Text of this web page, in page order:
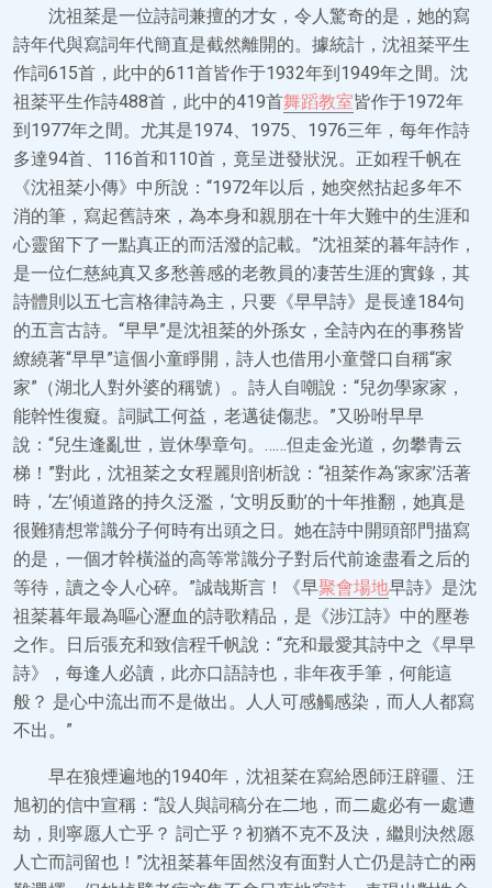
沈祖棻是一位詩詞兼擅的才女，令人驚奇的是，她的寫
詩年代與寫詞年代簡直是截然離開的。據統計，沈祖棻平生
作詞615首，此中的611首皆作于1932年到1949年之間。沈
祖棻平生作詩488首，此中的419首舞蹈教室皆作于1972年
到1977年之間。尤其是1974、1975、1976三年，每年作詩
多達94首、116首和110首，竟呈迸發狀況。正如程千帆在
《沈祖棻小傳》中所說：“1972年以后，她突然拈起多年不
消的筆，寫起舊詩來，為本身和親朋在十年大難中的生涯和
心靈留下了一點真正的而活潑的記載。”沈祖棻的暮年詩作，
是一位仁慈純真又多愁善感的老教員的凄苦生涯的實錄，其
詩體則以五七言格律詩為主，只要《早早詩》是長達184句
的五言古詩。“早早”是沈祖棻的外孫女，全詩內在的事務皆
繚繞著“早早”這個小童睜開，詩人也借用小童聲口自稱“家
家”（湖北人對外婆的稱號）。詩人自嘲說：“兒勿學家家，
能幹性復癡。詞賦工何益，老邁徒傷悲。”又吩咐早早
說：“兒生逢亂世，豈休學章句。……但走金光道，勿攀青云
梯！”對此，沈祖棻之女程麗則剖析說：“祖棻作為‘家家’活著
時，‘左’傾道路的持久泛濫，‘文明反動’的十年推翻，她真是
很難猜想常識分子何時有出頭之日。她在詩中開頭部門描寫
的是，一個才幹橫溢的高等常識分子對后代前途盡看之后的
等待，讀之令人心碎。”誠哉斯言！《早聚會場地早詩》是沈
祖棻暮年最為嘔心瀝血的詩歌精品，是《涉江詩》中的壓卷
之作。日后張充和致信程千帆說：“充和最愛其詩中之《早早
詩》，每逢人必讀，此亦口語詩也，非年夜手筆，何能這
般？ 是心中流出而不是做出。人人可感觸感染，而人人都寫
不出。”
早在狼煙遍地的1940年，沈祖棻在寫給恩師汪辟疆、汪
旭初的信中宣稱：“設人與詞稿分在二地，而二處必有一處遭
劫，則寧愿人亡乎？ 詞亡乎？初猶不克不及決，繼則決然愿
人亡而詞留也！”沈祖棻暮年固然沒有面對人亡仍是詩亡的兩